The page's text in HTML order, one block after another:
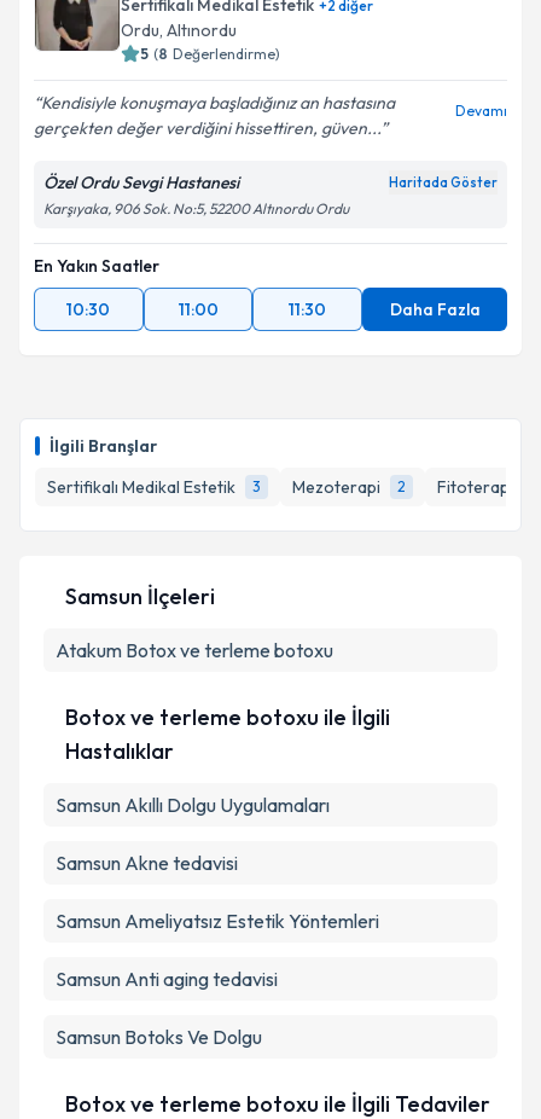
İlgili Branşlar
Sertifikalı Medikal Estetik
3 Mezoterapi 2 Fitoterapi
Sertifikalı Medikal Estetik +2 diğer
Ordu, Altınordu
5 (8 Değerlendirme)
Kendisiyle konuşmaya başladığınız an hastasına
gerçekten değer verdiğini hissettiren, güven...
Devamı
Özel Ordu Sevgi Hastanesi Haritada Göster
Karşıyaka, 906 Sok. No:5, 52200 Altınordu Ordu
En Yakın Saatler
10:30
11:00 11:30 Daha Fazla
Samsun İlçeleri
Atakum Botox ve terleme botoxu
Botox ve terleme botoxu ile İlgili
Hastalıklar
Samsun Akıllı Dolgu Uygulamaları
Samsun Akne tedavisi
Samsun Ameliyatsız Estetik Yöntemleri
Samsun Anti aging tedavisi
Samsun Botoks Ve Dolgu
Botox ve terleme botoxu ile İlgili Tedaviler